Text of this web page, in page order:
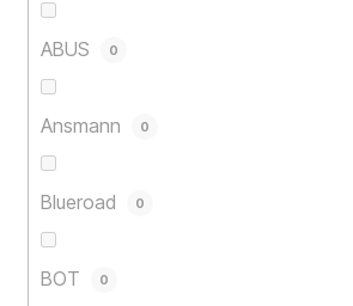
ABUS 0
Ansmann 0
Blueroad 0
BOT 0